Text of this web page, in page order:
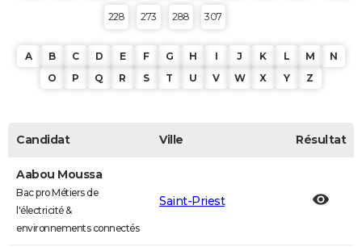
228 273 288 307
A B C D E F G H I J K L M
N
O
P Q R S T U V W X Y Z
Candidat Ville Résultat
Aabou Moussa
Bac pro Métiers de
l'électricité &
environnements connectés
Saint-Priest